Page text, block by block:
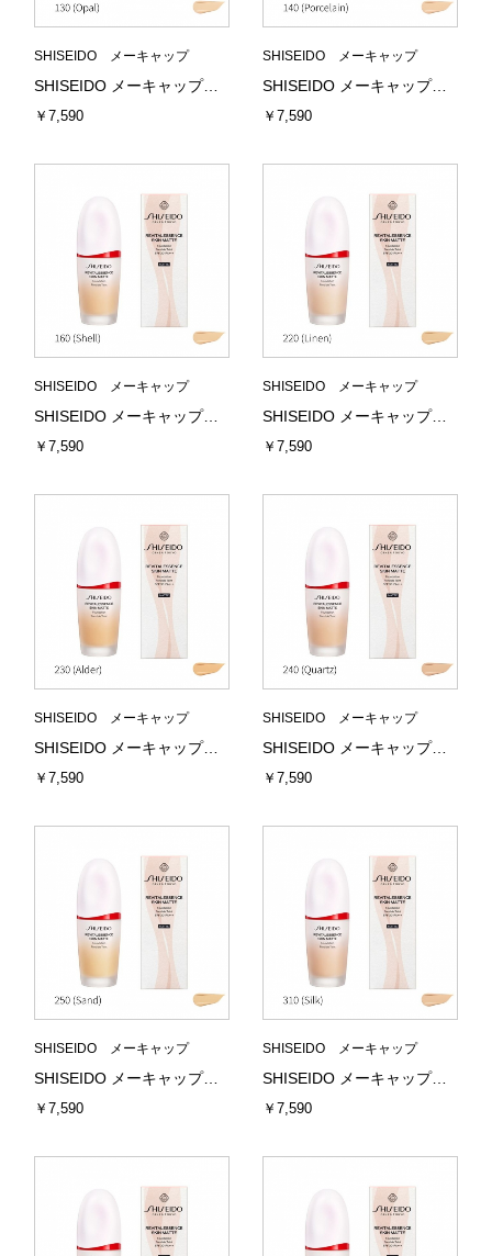
SHISEIDO メーキャップ
SHISEIDO メーキャップ エッセンス スキンスムース ファンデーション 130 (Opal) 30mL 資生堂
￥7,590
SHISEIDO メーキャップ
SHISEIDO メーキャップ エッセンス スキンスムース ファンデーション 140 (Porcelain) 30mL 資生堂
￥7,590
SHISEIDO メーキャップ
SHISEIDO メーキャップ エッセンス スキンスムース ファンデーション 160 (Shell) 30mL 資生堂
￥7,590
SHISEIDO メーキャップ
SHISEIDO メーキャップ エッセンス スキンスムース ファンデーション 220 (Linen) 30mL 資生堂
￥7,590
SHISEIDO メーキャップ
SHISEIDO メーキャップ エッセンス スキンスムース ファンデーション 230 (Alder) 30mL 資生堂
￥7,590
SHISEIDO メーキャップ
SHISEIDO メーキャップ エッセンス スキンスムース ファンデーション 240 (Quartz) 30mL 資生堂
￥7,590
SHISEIDO メーキャップ
SHISEIDO メーキャップ エッセンス スキンスムース ファンデーション 250 (Sand) 30mL 資生堂
￥7,590
SHISEIDO メーキャップ
SHISEIDO メーキャップ エッセンス スキンスムース ファンデーション 310 (Silk) 30mL 資生堂
￥7,590